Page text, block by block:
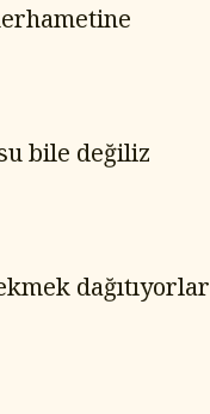
bile değiliz
dağıtıyorlar